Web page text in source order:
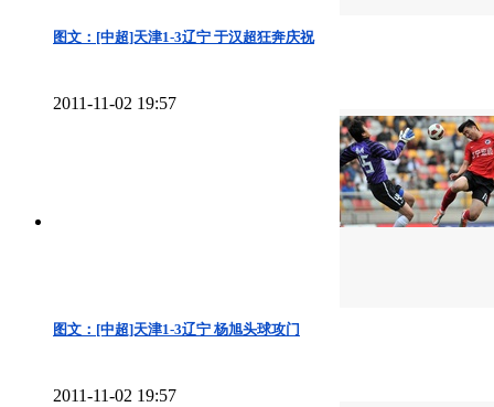
图文：[中超]天津1-3辽宁 于汉超狂奔庆祝
2011-11-02 19:57
图文：[中超]天津1-3辽宁 杨旭头球攻门
2011-11-02 19:57